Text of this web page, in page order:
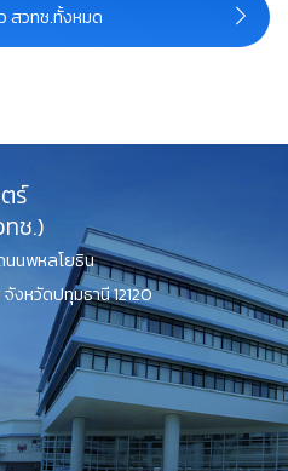
สวทช.ทั้งหมด
ร์
ช.)
นนพหลโยธิน
หวัดปทุมธานี 12120